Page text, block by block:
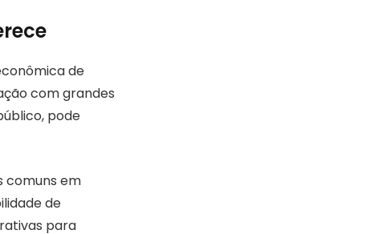
de
com grandes
pode
comuns em
de
para